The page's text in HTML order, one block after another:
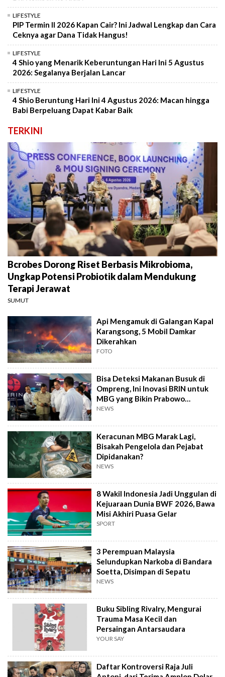
LIFESTYLE
PIP Termin II 2026 Kapan Cair? Ini Jadwal Lengkap dan Cara
Ceknya agar Dana Tidak Hangus!
LIFESTYLE
4 Shio yang Menarik Keberuntungan Hari Ini 5 Agustus
2026: Segalanya Berjalan Lancar
LIFESTYLE
4 Shio Beruntung Hari Ini 4 Agustus 2026: Macan hingga
Babi Berpeluang Dapat Kabar Baik
TERKINI
Bcrobes Dorong Riset Berbasis Mikrobioma,
Ungkap Potensi Probiotik dalam Mendukung
Terapi Jerawat
SUMUT
Api Mengamuk di Galangan Kapal
Karangsong, 5 Mobil Damkar
Dikerahkan
FOTO
Bisa Deteksi Makanan Busuk di
Ompreng, Ini Inovasi BRIN untuk
MBG yang Bikin Prabowo
Kepincut
NEWS
Keracunan MBG Marak Lagi,
Bisakah Pengelola dan Pejabat
Dipidanakan?
NEWS
8 Wakil Indonesia Jadi Unggulan di
Kejuaraan Dunia BWF 2026, Bawa
Misi Akhiri Puasa Gelar
SPORT
3 Perempuan Malaysia
Selundupkan Narkoba di Bandara
Soetta, Disimpan di Sepatu
NEWS
Buku Sibling Rivalry, Mengurai
Trauma Masa Kecil dan
Persaingan Antarsaudara
YOUR SAY
Daftar Kontroversi Raja Juli